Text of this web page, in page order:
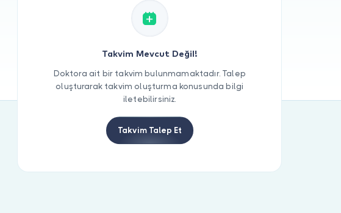
Takvim Mevcut Değil!
Doktora ait bir takvim bulunmamaktadır. Talep
oluşturarak takvim oluşturma konusunda bilgi
iletebilirsiniz.
Takvim Talep Et